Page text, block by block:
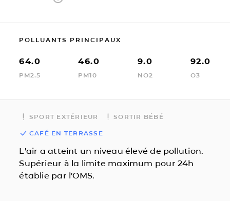
POLLUANTS PRINCIPAUX
64.0
PM2.5
46.0
PM10
9.0
NO2
92.0
O3
SPORT EXTÉRIEUR SORTIR BÉBÉ
CAFÉ EN TERRASSE
L'air a atteint un niveau élevé de pollution.
Supérieur à la limite maximum pour 24h
établie par l'OMS.